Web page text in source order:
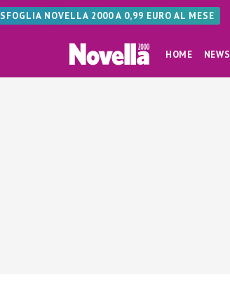
SFOGLIA NOVELLA 2000 A 0,99 EURO AL MESE
HOME NEWS